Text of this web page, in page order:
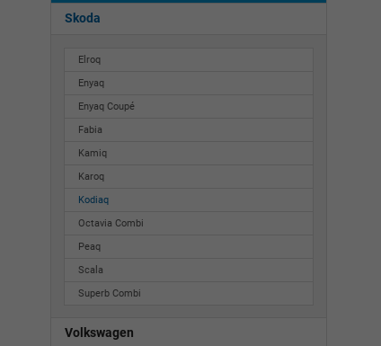
Skoda
Elroq
Enyaq
Enyaq Coupé
Fabia
Kamiq
Karoq
Kodiaq
Octavia Combi
Peaq
Scala
Superb Combi
Volkswagen